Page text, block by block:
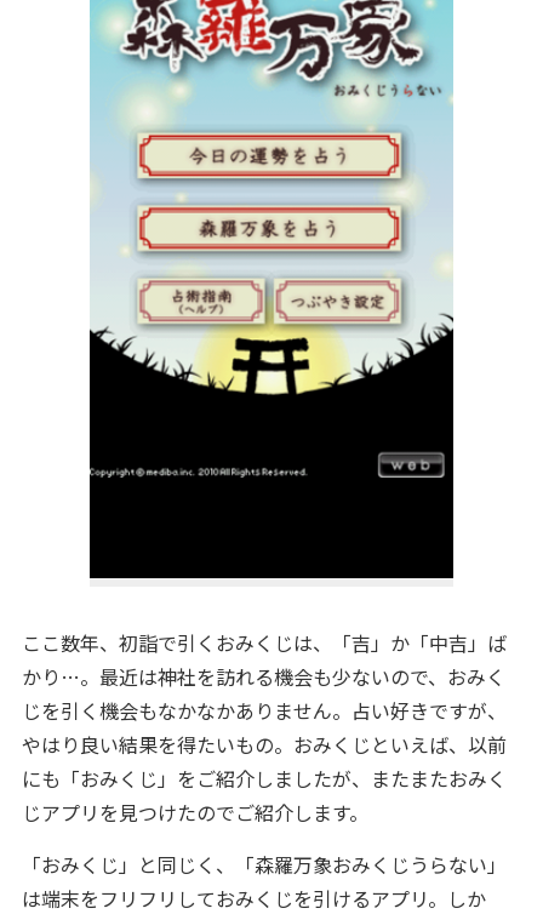
ここ数年、初詣で引くおみくじは、「吉」か「中吉」ば
かり…。最近は神社を訪れる機会も少ないので、おみく
じを引く機会もなかなかありません。占い好きですが、
やはり良い結果を得たいもの。おみくじといえば、以前
にも「おみくじ」をご紹介しましたが、またまたおみく
じアプリを見つけたのでご紹介します。
「おみくじ」と同じく、「森羅万象おみくじうらない」
は端末をフリフリしておみくじを引けるアプリ。しか